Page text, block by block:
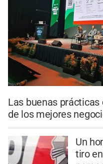
Las buenas
de los mejores
Un
tiro